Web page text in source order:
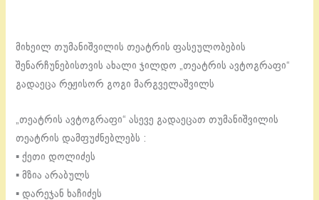
მიხეილ თუმანიშვილის თეატრის ფასეულობების
შენარჩუნებისთვის ახალი ჯილდო „თეატრის ავტოგრაფი“
გადაეცა რეჟისორ გოგი მარგველაშვილს
„თეატრის ავტოგრაფი“ ასევე გადაეცათ თუმანიშვილის
თეატრის დამფუძნებლებს :
▪️ ქეთი დოლიძეს
▪️ მზია არაბულს
▪️ დარეჯან ხაჩიძეს